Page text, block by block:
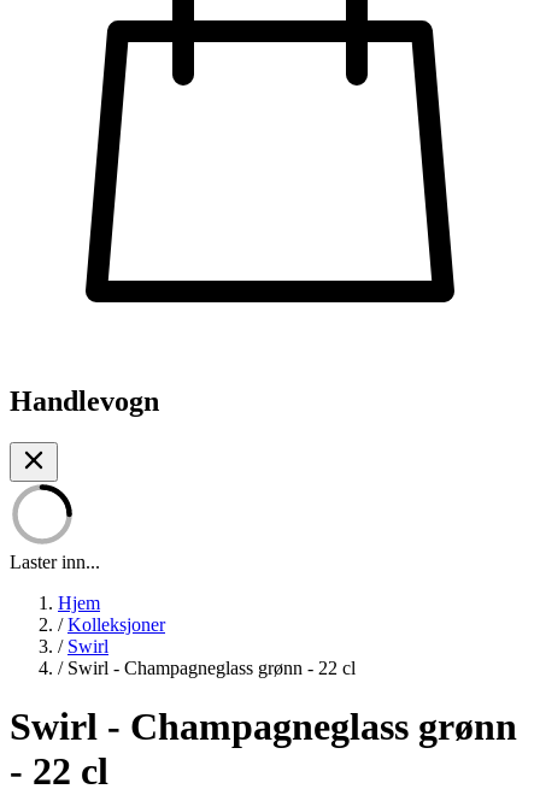
Handlevogn
Laster inn...
Hjem
/ Kolleksjoner
/ Swirl
/ Swirl - Champagneglass grønn - 22 cl
Swirl - Champagneglass grønn
- 22 cl